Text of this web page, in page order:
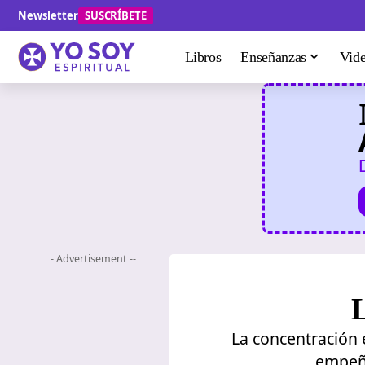
Newsletter SUSCRÍBETE
Libros Enseñanzas
- Advertisement --
La